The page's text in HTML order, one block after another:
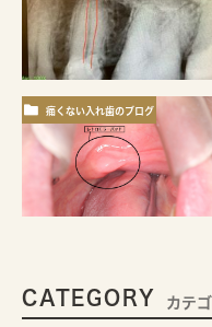
痛くない入れ歯のブログ
CATEGORY カテ